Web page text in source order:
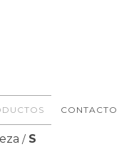
CONTACTO
/ S